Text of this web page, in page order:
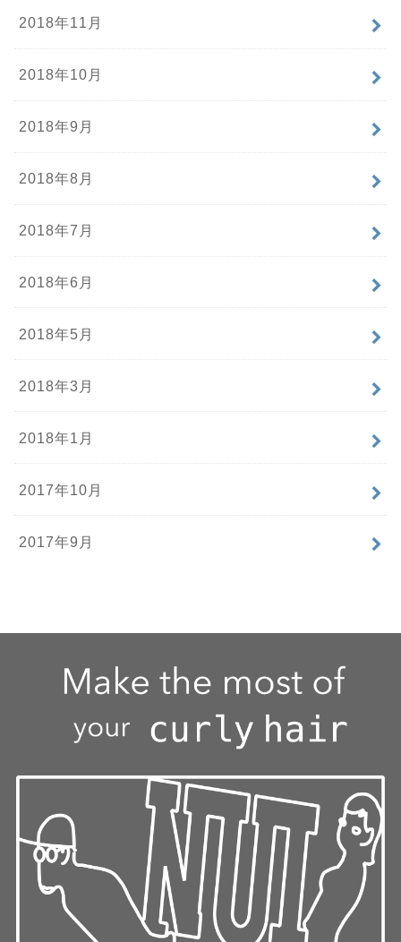
2018年11月
2018年10月
2018年9月
2018年8月
2018年7月
2018年6月
2018年5月
2018年3月
2018年1月
2017年10月
2017年9月